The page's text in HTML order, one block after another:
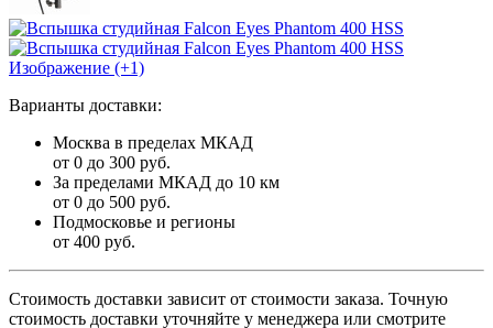
Изображение (+1)
Варианты доставки:
Москва в пределах МКАД
от 0 до 300 руб.
За пределами МКАД до 10 км
от 0 до 500 руб.
Подмосковье и регионы
от 400 руб.
Стоимость доставки зависит от стоимости заказа. Точную
стоимость доставки уточняйте у менеджера или смотрите